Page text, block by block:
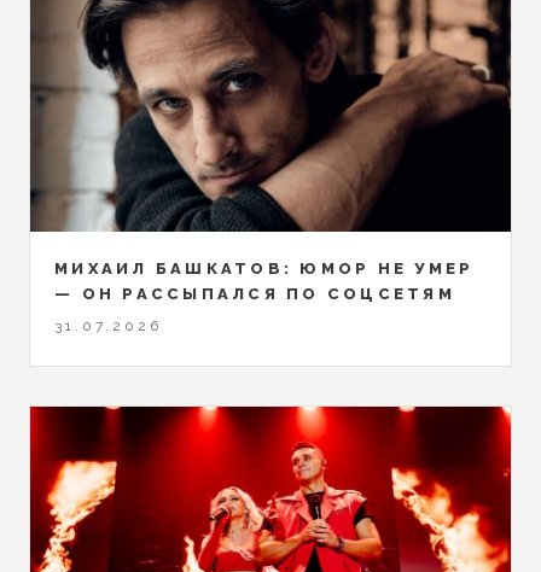
МИХАИЛ БАШКАТОВ: ЮМОР НЕ УМЕР
— ОН РАССЫПАЛСЯ ПО СОЦСЕТЯМ
31.07.2026